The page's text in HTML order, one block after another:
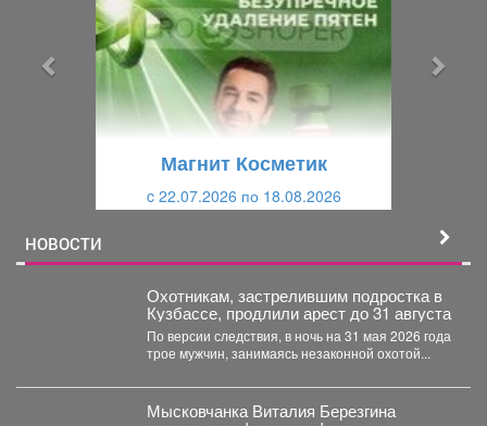
Магнит Косметик
c 22.07.2026 по 18.08.2026
НОВОСТИ
Охотникам, застрелившим подростка в
Кузбассе, продлили арест до 31 августа
По версии следствия, в ночь на 31 мая 2026 года
трое мужчин, занимаясь незаконной охотой...
Мысковчанка Виталия Березгина